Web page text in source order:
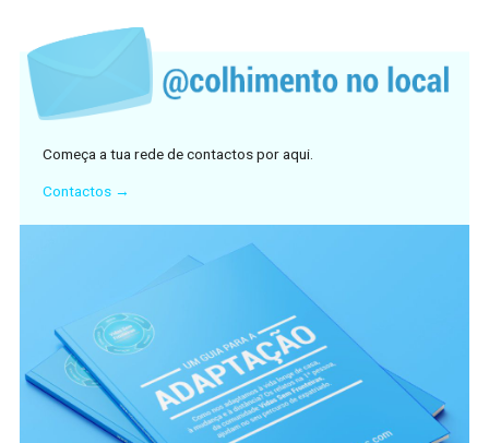
Começa a tua rede de contactos por aqui.
Contactos →